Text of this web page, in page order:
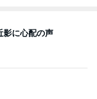
影に心配の声